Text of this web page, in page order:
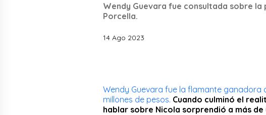
Wendy Guevara fue consultada sobre
Porcella.
14 Ago 2023
Wendy Guevara fue la flamante ganadora
millones de pesos. Cuando culminó el
hablar sobre Nicola sorprendió a más de